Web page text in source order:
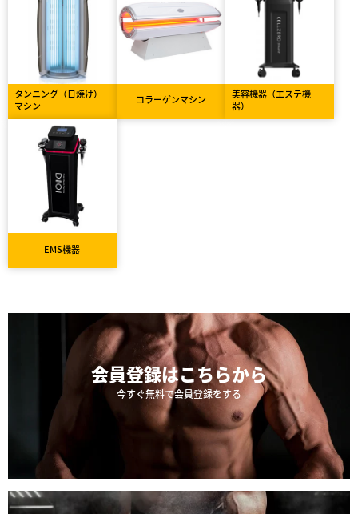
タンニング（日焼け）
マシン
コラーゲンマシン
美容機器（エステ機
器）
EMS機器
会員登録はこちらから
今すぐ無料で会員登録をする